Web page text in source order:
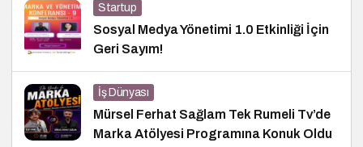
Startup
Sosyal Medya Yönetimi 1.0 Etkinliği İçin
Geri Sayım!
İş Dünyası
Mürsel Ferhat Sağlam Tek Rumeli Tv’de
Marka Atölyesi Programına Konuk Oldu